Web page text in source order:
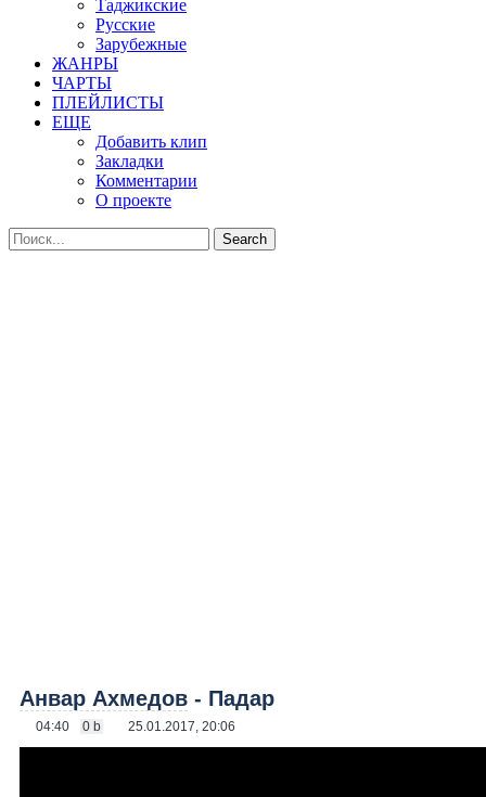
Таджикские
Русские
Зарубежные
ЖАНРЫ
ЧАРТЫ
ПЛЕЙЛИСТЫ
ЕЩЕ
Добавить клип
Закладки
Комментарии
О проекте
Анвар Ахмедов - Падар
04:40 0 b 25.01.2017, 20:06